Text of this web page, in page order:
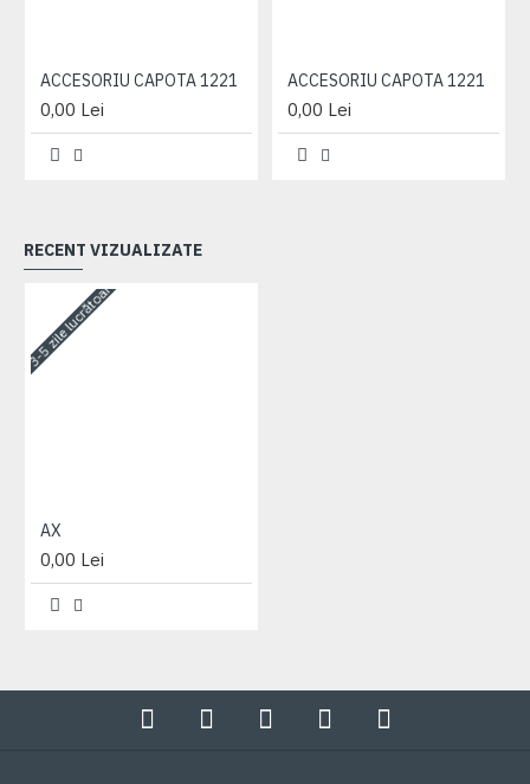
ACCESORIU CAPOTA 1221
0,00 Lei
ACCESORIU CAPOTA 1221
0,00 Lei
RECENT VIZUALIZATE
3-5 zile lucrătoare
AX
0,00 Lei